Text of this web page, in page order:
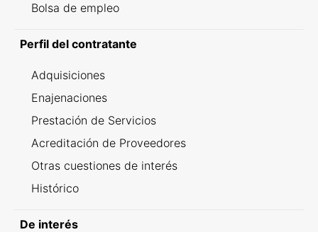
Bolsa de empleo
Perfil del contratante
Adquisiciones
Enajenaciones
Prestación de Servicios
Acreditación de Proveedores
Otras cuestiones de interés
Histórico
De interés